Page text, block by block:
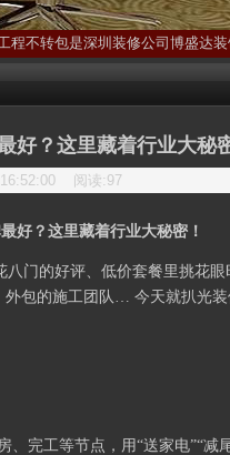
不转包是深圳装修公司博盛达装
好？这里藏着行业大秘
16:52:00 阅读:97
好？这里藏着行业大秘密！
八门的好评、低价套餐里挑花
包的施工团队… 今天就扒光装
、完工等节点，用“送家电”“减